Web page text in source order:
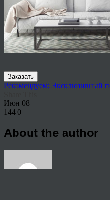
Заказать
Рекомендуем: Эксклюзивный
Июн 08
144 0
About the author